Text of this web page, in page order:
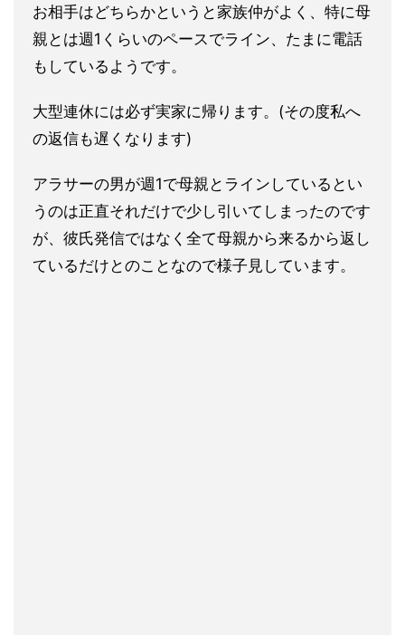
お相手はどちらかというと家族仲がよく、特に母
親とは週1くらいのペースでライン、たまに電話
もしているようです。
大型連休には必ず実家に帰ります。(その度私へ
の返信も遅くなります)
アラサーの男が週1で母親とラインしているとい
うのは正直それだけで少し引いてしまったのです
が、彼氏発信ではなく全て母親から来るから返し
ているだけとのことなので様子見しています。